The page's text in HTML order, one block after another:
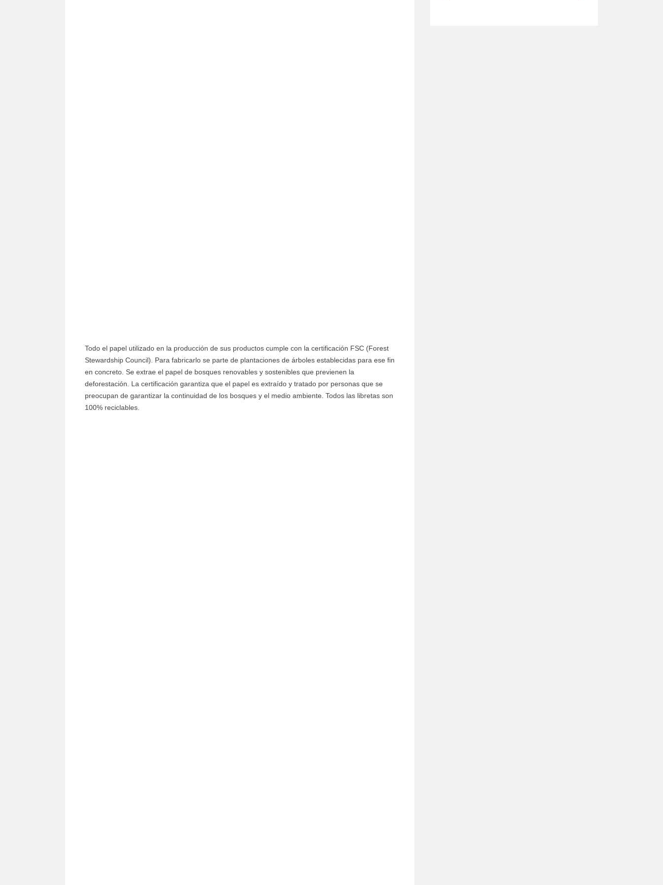
Todo el papel utilizado en la producción de sus productos cumple con la certificación FSC (Forest
Stewardship Council). Para fabricarlo se parte de plantaciones de árboles establecidas para ese fin
en concreto. Se extrae el papel de bosques renovables y sostenibles que previenen la
deforestación. La certificación garantiza que el papel es extraído y tratado por personas que se
preocupan de garantizar la continuidad de los bosques y el medio ambiente. Todos las libretas son
100% reciclables.